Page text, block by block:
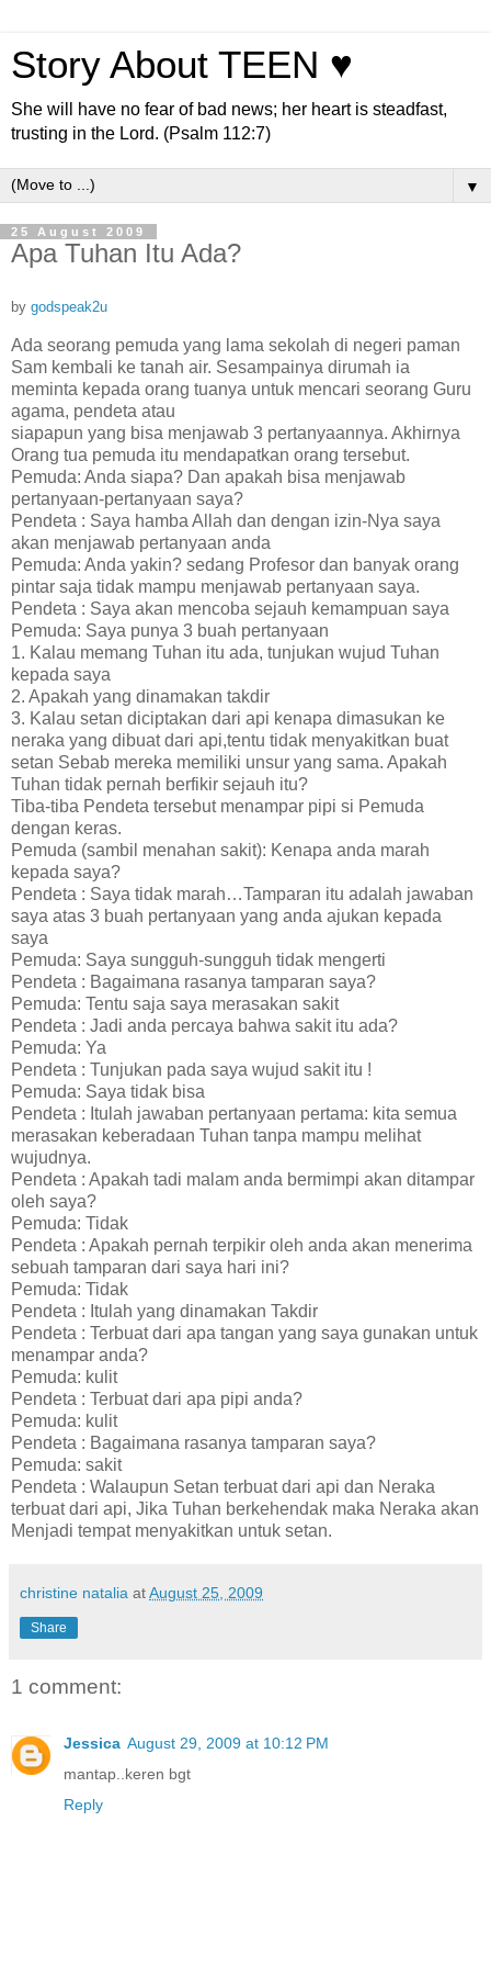
Story About TEEN ♥
She will have no fear of bad news; her heart is steadfast,
trusting in the Lord. (Psalm 112:7)
▼
25 August 2009
Apa Tuhan Itu Ada?
by godspeak2u
Ada seorang pemuda yang lama sekolah di negeri paman
Sam kembali ke tanah air. Sesampainya dirumah ia
meminta kepada orang tuanya untuk mencari seorang Guru
agama, pendeta atau
siapapun yang bisa menjawab 3 pertanyaannya. Akhirnya
Orang tua pemuda itu mendapatkan orang tersebut.
Pemuda: Anda siapa? Dan apakah bisa menjawab
pertanyaan-pertanyaan saya?
Pendeta : Saya hamba Allah dan dengan izin-Nya saya
akan menjawab pertanyaan anda
Pemuda: Anda yakin? sedang Profesor dan banyak orang
pintar saja tidak mampu menjawab pertanyaan saya.
Pendeta : Saya akan mencoba sejauh kemampuan saya
Pemuda: Saya punya 3 buah pertanyaan
1. Kalau memang Tuhan itu ada, tunjukan wujud Tuhan
kepada saya
2. Apakah yang dinamakan takdir
3. Kalau setan diciptakan dari api kenapa dimasukan ke
neraka yang dibuat dari api,tentu tidak menyakitkan buat
setan Sebab mereka memiliki unsur yang sama. Apakah
Tuhan tidak pernah berfikir sejauh itu?
Tiba-tiba Pendeta tersebut menampar pipi si Pemuda
dengan keras.
Pemuda (sambil menahan sakit): Kenapa anda marah
kepada saya?
Pendeta : Saya tidak marah…Tamparan itu adalah jawaban
saya atas 3 buah pertanyaan yang anda ajukan kepada
saya
Pemuda: Saya sungguh-sungguh tidak mengerti
Pendeta : Bagaimana rasanya tamparan saya?
Pemuda: Tentu saja saya merasakan sakit
Pendeta : Jadi anda percaya bahwa sakit itu ada?
Pemuda: Ya
Pendeta : Tunjukan pada saya wujud sakit itu !
Pemuda: Saya tidak bisa
Pendeta : Itulah jawaban pertanyaan pertama: kita semua
merasakan keberadaan Tuhan tanpa mampu melihat
wujudnya.
Pendeta : Apakah tadi malam anda bermimpi akan ditampar
oleh saya?
Pemuda: Tidak
Pendeta : Apakah pernah terpikir oleh anda akan menerima
sebuah tamparan dari saya hari ini?
Pemuda: Tidak
Pendeta : Itulah yang dinamakan Takdir
Pendeta : Terbuat dari apa tangan yang saya gunakan untuk
menampar anda?
Pemuda: kulit
Pendeta : Terbuat dari apa pipi anda?
Pemuda: kulit
Pendeta : Bagaimana rasanya tamparan saya?
Pemuda: sakit
Pendeta : Walaupun Setan terbuat dari api dan Neraka
terbuat dari api, Jika Tuhan berkehendak maka Neraka akan
Menjadi tempat menyakitkan untuk setan.
christine natalia atAugust 25, 2009
Share
1 comment:
Jessica August 29, 2009 at 10:12 PM
mantap..keren bgt
Reply